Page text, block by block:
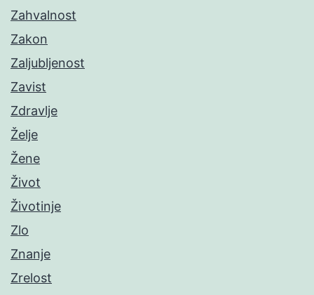
Zahvalnost
Zakon
Zaljubljenost
Zavist
Zdravlje
Želje
Žene
Život
Životinje
Zlo
Znanje
Zrelost